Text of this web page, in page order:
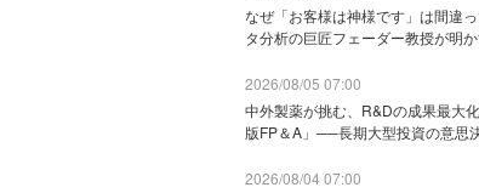
なぜ「お客様は神様です」は間違
タ分析の巨匠フェーダー教授が明
2026/08/05 07:00
中外製薬が挑む、R&Dの成果最大
版FP＆A」──長期大型投資の意思
2026/08/04 07:00